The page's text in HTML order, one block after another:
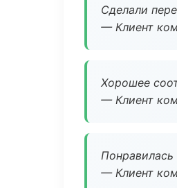
Сделали
— Клиент
Хорошее
— Клиент
Понравилась
— Клиент